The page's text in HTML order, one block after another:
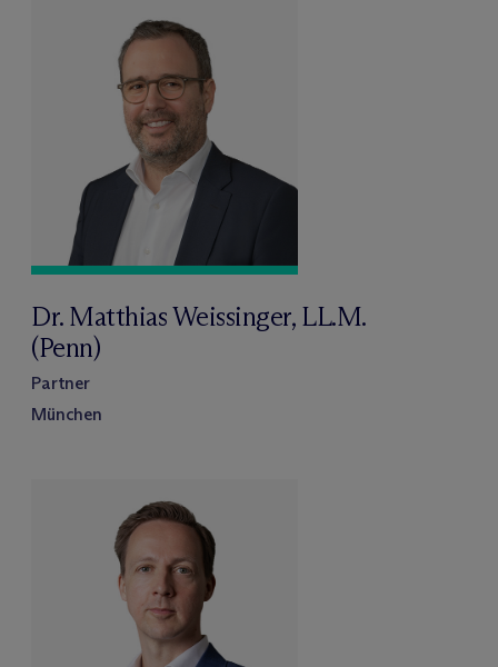
Dr. Matthias Weissinger, LL.M.
(Penn)
Partner
München